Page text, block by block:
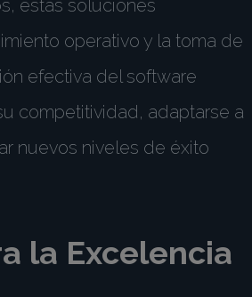
estas soluciones
operativo y la toma de
efectiva del software
competitividad, adaptarse a
nuevos niveles de éxito
la Excelencia